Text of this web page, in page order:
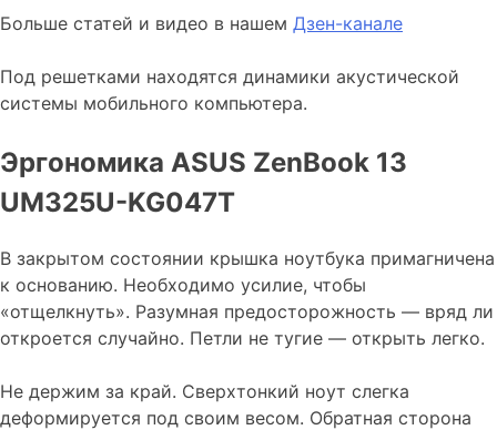
Больше статей и видео в нашем Дзен-канале
Под решетками находятся динамики акустической
системы мобильного компьютера.
Эргономика ASUS ZenBook 13
UM325U-KG047T
В закрытом состоянии крышка ноутбука примагничена
к основанию. Необходимо усилие, чтобы
«отщелкнуть». Разумная предосторожность — вряд ли
откроется случайно. Петли не тугие — открыть легко.
Не держим за край. Сверхтонкий ноут слегка
деформируется под своим весом. Обратная сторона